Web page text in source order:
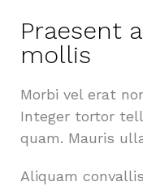
Praesent
mollis
Morbi vel erat
Integer tortor
quam. Mauris
Aliquam